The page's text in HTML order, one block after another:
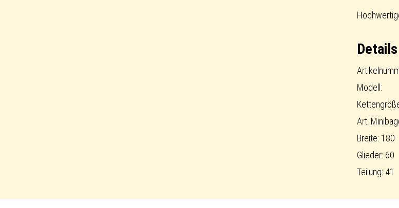
Standard
Details
Modell:
Art:
Breite: 180
Glieder: 60
Teilung: 41